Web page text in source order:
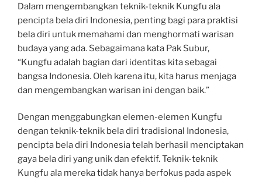
Dalam mengembangkan teknik-teknik Kungfu ala
pencipta bela diri Indonesia, penting bagi para praktisi
bela diri untuk memahami dan menghormati warisan
budaya yang ada. Sebagaimana kata Pak Subur,
“Kungfu adalah bagian dari identitas kita sebagai
bangsa Indonesia. Oleh karena itu, kita harus menjaga
dan mengembangkan warisan ini dengan baik.”
Dengan menggabungkan elemen-elemen Kungfu
dengan teknik-teknik bela diri tradisional Indonesia,
pencipta bela diri Indonesia telah berhasil menciptakan
gaya bela diri yang unik dan efektif. Teknik-teknik
Kungfu ala mereka tidak hanya berfokus pada aspek